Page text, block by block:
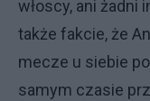
włoscy, ani żadni
także fakcie, że
mecze u siebie
samym czasie